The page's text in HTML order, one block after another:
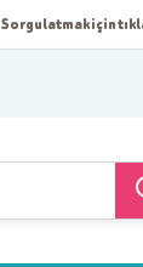
için